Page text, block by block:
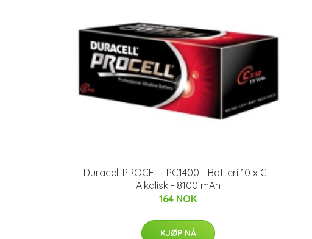
Duracell PROCELL PC1400 - Batteri 10 x C -
Alkalisk - 8100 mAh
164 NOK
KJØP NÅ